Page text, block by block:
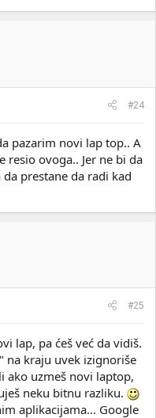
#24
pazarim novi lap top.. A
resio ovoga.. Jer ne bi da
prestane da radi kad
#25
lap, pa ćeš već da vidiš.
na kraju uvek izignoriše
ako uzmeš novi laptop,
neku bitnu razliku.
aplikacijama... Google